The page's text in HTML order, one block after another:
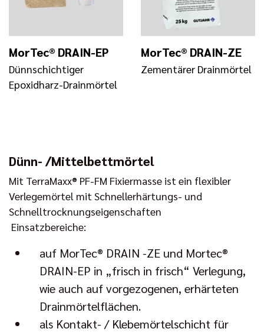
MorTec® DRAIN-EP
Dünnschichtiger
Epoxidharz-Drainmörtel
MorTec® DRAIN-ZE
Zementärer Drainmörtel
Dünn- /Mittelbettmörtel
Mit TerraMaxx® PF-FM Fixiermasse ist ein flexibler
Verlegemörtel mit Schnellerhärtungs- und
Schnelltrocknungseigenschaften
Einsatzbereiche:
auf MorTec® DRAIN -ZE und Mortec®
DRAIN-EP in „frisch in frisch“ Verlegung,
wie auch auf vorgezogenen, erhärteten
Drainmörtelflächen.
als Kontakt- / Klebemörtelschicht für